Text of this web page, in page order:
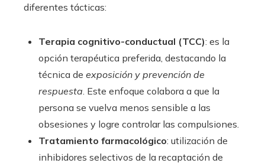
diferentes tácticas:
Terapia cognitivo-conductual (TCC): es la
opción terapéutica preferida, destacando la
técnica de exposición y prevención de
respuesta . Este enfoque colabora a que la
persona se vuelva menos sensible a las
obsesiones y logre controlar las compulsiones.
Tratamiento farmacológico: utilización de
inhibidores selectivos de la recaptación de